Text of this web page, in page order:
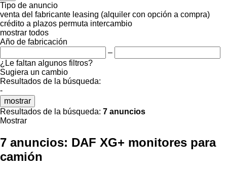
Tipo de anuncio
venta del fabricante leasing (alquiler con opción a compra)
crédito a plazos permuta intercambio
mostrar todos
Año de fabricación
–
¿Le faltan algunos filtros?
Sugiera un cambio
Resultados de la búsqueda:
-
mostrar
Resultados de la búsqueda: 7 anuncios
Mostrar
7 anuncios: DAF XG+ monitores para
camión